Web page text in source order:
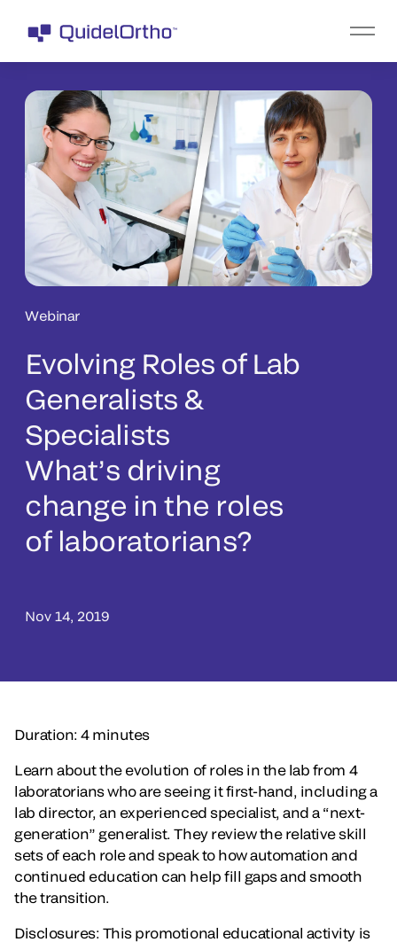
Webinar
Evolving Roles of Lab
Generalists &
Specialists
What’s driving
change in the roles
of laboratorians?
Nov 14, 2019
Duration: 4 minutes
Learn about the evolution of roles in the lab from 4
laboratorians who are seeing it first-hand, including a
lab director, an experienced specialist, and a “next-
generation” generalist. They review the relative skill
sets of each role and speak to how automation and
continued education can help fill gaps and smooth
the transition.
Disclosures: This promotional educational activity is